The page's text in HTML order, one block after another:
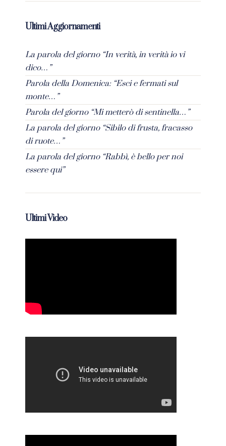
Ultimi Aggiornamenti
La parola del giorno “In verità, in verità io vi
dico…”
Parola della Domenica: “Esci e fermati sul
monte…”
Parola del giorno “Mi metterò di sentinella…”
La parola del giorno “Sibilo di frusta, fracasso
di ruote…”
La parola del giorno “Rabbì, è bello per noi
essere qui”
Ultimi Video